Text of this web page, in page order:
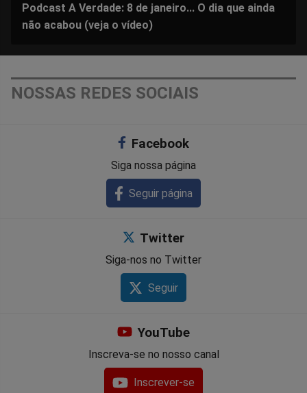
Podcast A Verdade: 8 de janeiro... O dia que ainda
não acabou (veja o vídeo)
NOSSAS REDES SOCIAIS
Facebook
Siga nossa página
Seguir página
Twitter
Siga-nos no Twitter
Seguir
YouTube
Inscreva-se no nosso canal
Inscrever-se